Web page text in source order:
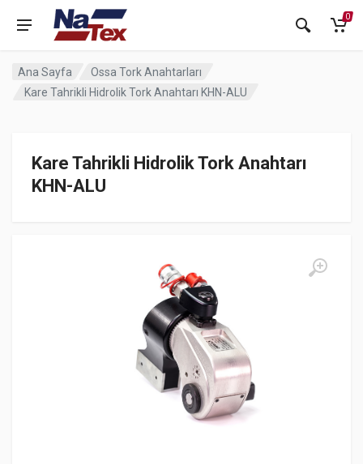
0
Ana Sayfa
Ossa Tork Anahtarları
Kare Tahrikli Hidrolik Tork Anahtarı KHN-ALU
Kare Tahrikli Hidrolik Tork Anahtarı
KHN-ALU